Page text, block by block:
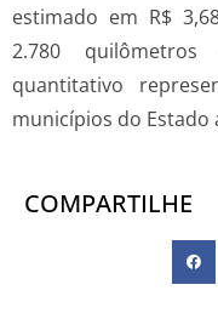
estimado em R$
2.780
quantitativo
municípios do
COMPARTILHE